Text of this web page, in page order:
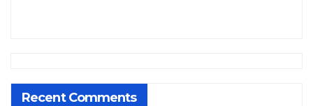
Recent Comments